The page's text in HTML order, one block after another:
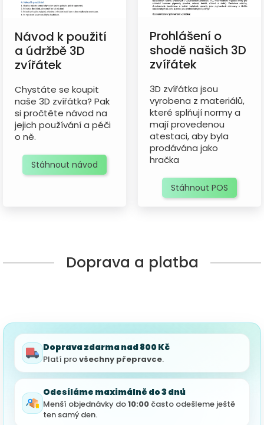
Návod k použití
a údržbě 3D
zvířátek
Chystáte se koupit
naše 3D zvířátka? Pak
si pročtěte návod na
jejich používání a péči
o ně.
Stáhnout návod
Prohlášení o
shodě našich 3D
zvířátek
3D zvířátka jsou
vyrobena z materiálů,
které splňují normy a
mají provedenou
atestaci, aby byla
prodávána jako
hračka
Stáhnout POS
Doprava a platba
Doprava zdarma nad 800 Kč
Platí provšechny přepravce.
Odesíláme maximálně do 3 dnů
Menší objednávky do10:00 často odešleme ještě
ten samý den.